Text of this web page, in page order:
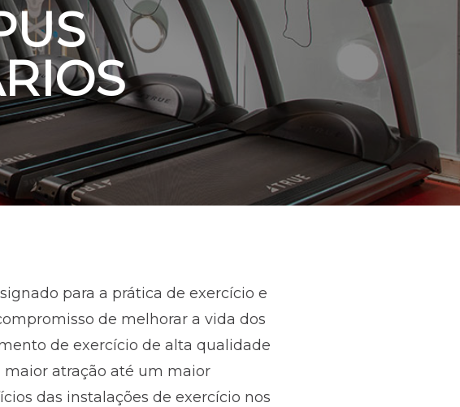
para a prática de exercício e
de melhorar a vida dos
de exercício de alta qualidade
atração até um maior
das instalações de exercício nos